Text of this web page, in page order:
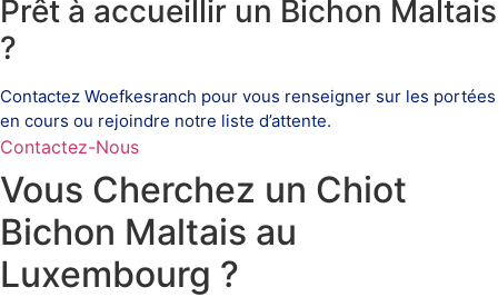
Prêt à accueillir un Bichon Maltais
?
Contactez Woefkesranch pour vous renseigner sur les portées
en cours ou rejoindre notre liste d’attente.
Contactez-Nous
Vous Cherchez un Chiot
Bichon Maltais au
Luxembourg ?